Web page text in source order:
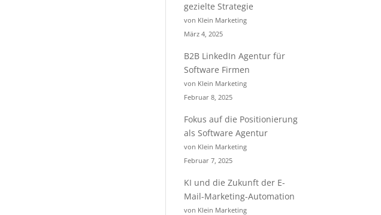
gezielte Strategie
von Klein Marketing
März 4, 2025
B2B LinkedIn Agentur für
Software Firmen
von Klein Marketing
Februar 8, 2025
Fokus auf die Positionierung
als Software Agentur
von Klein Marketing
Februar 7, 2025
KI und die Zukunft der E-
Mail-Marketing-Automation
von Klein Marketing